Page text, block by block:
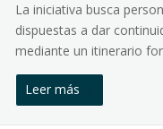
La iniciativa busca
dispuestas a dar
mediante un itinerario
Leer más